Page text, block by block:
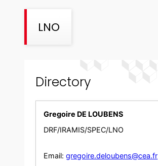
LNO
Directory
Gregoire DE LOUBENS
DRF/IRAMIS/SPEC/LNO
Email: gregoire.deloubens@cea.fr